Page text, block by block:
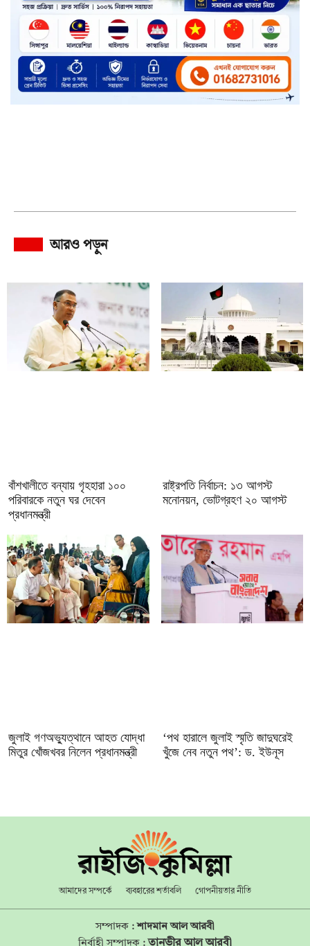
আরও পড়ুন
বাঁশখালীতে বন্যায় গৃহহারা ১০০
পরিবারকে নতুন ঘর দেবেন
প্রধানমন্ত্রী
রাষ্ট্রপতি নির্বাচন: ১৩ আগস্ট
মনোনয়ন, ভোটগ্রহণ ২০ আগস্ট
জুলাই গণঅভ্যুত্থানে আহত যোদ্ধা
মিতুর খোঁজখবর নিলেন প্রধানমন্ত্রী
‘পথ হারালে জুলাই স্মৃতি জাদুঘরেই
খুঁজে নেব নতুন পথ’: ড. ইউনূস
আমাদের সম্পর্কে ব্যবহারের শর্তাবলি গোপনীয়তার নীতি
সম্পাদক :শাদমান আল আরবী
নির্বাহী সম্পাদক :তানভীর আল আরবী